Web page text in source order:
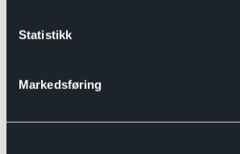
Statistikk
Markedsføring